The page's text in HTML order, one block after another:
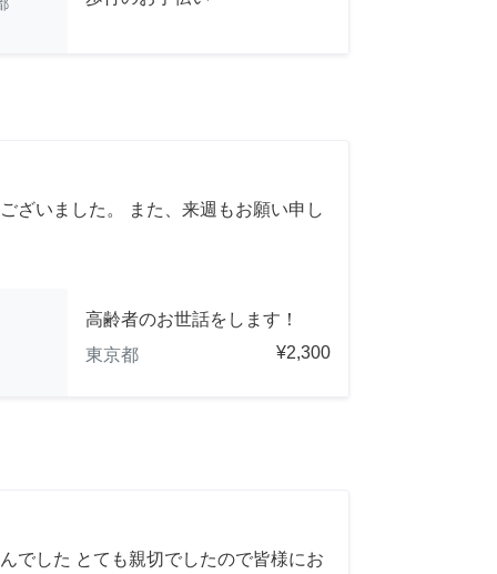
ざいました。 また、来週もお願い申し
高齢者のお世話をします！
東京都
¥2,300
でした とても親切でしたので皆様にお